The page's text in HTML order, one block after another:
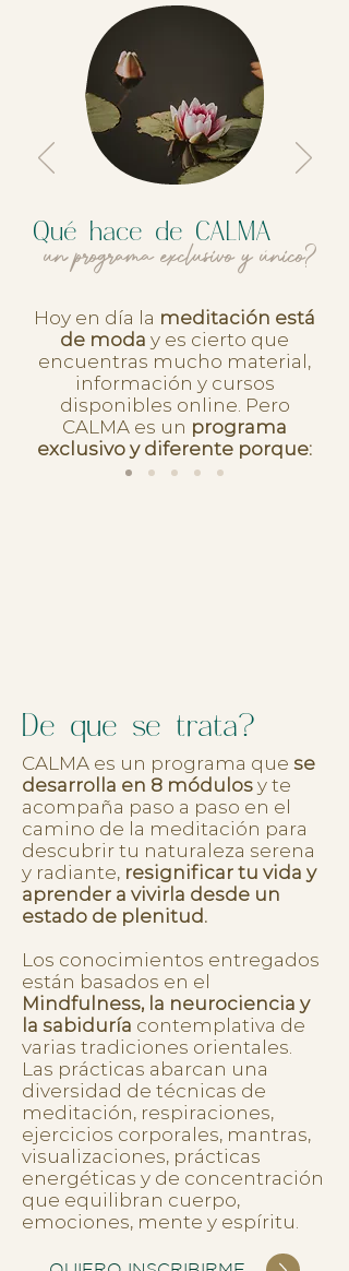
Qué hace de CALMA
un programa exclusivo y único?
Hoy en día la meditación está
de moda y es cierto que
encuentras mucho material,
información y cursos
disponibles online. Pero
CALMA es un programa
exclusivo y diferente porque:
De que se trata?
CALMA es un programa que se
desarrolla en 8 módulos y te
acompaña paso a paso en el
camino de la meditación para
descubrir tu naturaleza serena
y radiante, resignificar tu vida y
aprender a vivirla desde un
estado de plenitud.
Los conocimientos entregados
están basados en el
Mindfulness, la neurociencia y
la sabiduría contemplativa de
varias tradiciones orientales.
Las prácticas abarcan una
diversidad de técnicas de
meditación, respiraciones,
ejercicios corporales, mantras,
visualizaciones, prácticas
energéticas y de concentración
que equilibran cuerpo,
emociones, mente y espíritu.